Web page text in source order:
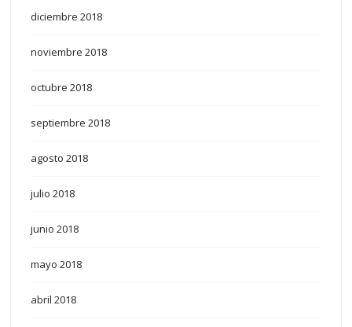
diciembre 2018
noviembre 2018
octubre 2018
septiembre 2018
agosto 2018
julio 2018
junio 2018
mayo 2018
abril 2018